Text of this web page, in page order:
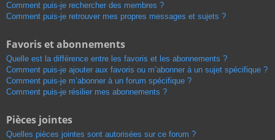
Comment puis-je rechercher des membres ?
Comment puis-je retrouver mes propres messages et sujets ?
Favoris et abonnements
Quelle est la différence entre les favoris et les abonnements ?
Comment puis-je ajouter aux favoris ou m’abonner à un sujet spécifique ?
Comment puis-je m’abonner à un forum spécifique ?
Comment puis-je résilier mes abonnements ?
Pièces jointes
Quelles pièces jointes sont autorisées sur ce forum ?